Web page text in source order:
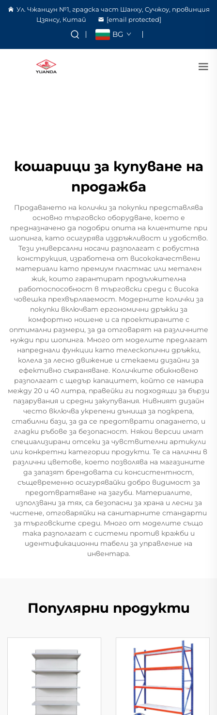
Ул. Чжанцун №1, градска част Шанху, Сучжоу, провинция
Цзянсу, Китай
[email protected]
BG
кошарици за купуване на
продажба
Продаването на колички за покупки представлява
основно търговско оборудване, което е
предназначено да подобри опита на клиентите при
шопинга, като осигурява издръжливост и удобство.
Тези универсални носачи разполагат с робустна
конструкция, изработена от висококачествени
материали като премиум пластмас или метален
жик, които гарантират продължителна
работоспособност в търговски среди с висока
човешка прехвърляаемост. Модерните колички за
покупки включват ергономични дръжки за
комфортно ношене и са проектираните с
оптимални размери, за да отговарят на различните
нужди при шопинга. Много от моделите предлагат
напреднали функции като телескопични дръжки,
колела за лесно движение и стекаеми дизайни за
ефективно съхраняване. Количките обикновено
разполагат с щедър капацитет, който се намира
между 20 и 40 литра, правейки ги подходящи за бързи
пазарувания и средни закупувания. Нивният дизайн
често включва укрепени дънища за подкрепа,
стабилни бази, за да се предотврати опадането, и
гладки ръбове за безопасност. Някои версии имат
специализирани отсеки за чувствителни артикули
или конкретни категории продукти. Те са налични в
различни цветове, което позволява на магазините
да запазят брендовата си консистентност,
същевременно осигурявайки добро видимост за
предотвратяване на загуби. Материалите,
използвани за тях, са безопасни за храна и лесни за
чистене, отговаряйки на санитарните стандарти
за търговските среди. Много от моделите също
така разполагат с системи против кражби и
идентификационни табели за управление на
инвентара.
Популярни продукти